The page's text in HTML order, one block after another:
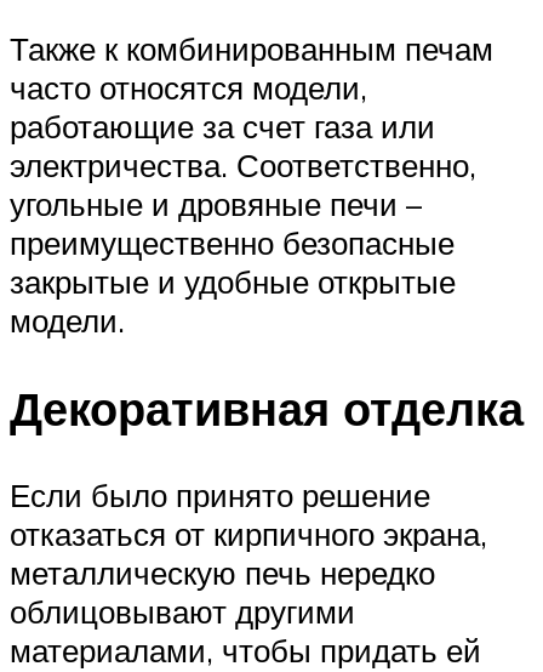
Также к комбинированным печам
часто относятся модели,
работающие за счет газа или
электричества. Соответственно,
угольные и дровяные печи –
преимущественно безопасные
закрытые и удобные открытые
модели.
Декоративная отделка
Если было принято решение
отказаться от кирпичного экрана,
металлическую печь нередко
облицовывают другими
материалами, чтобы придать ей